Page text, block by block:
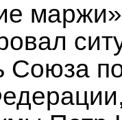
Союза